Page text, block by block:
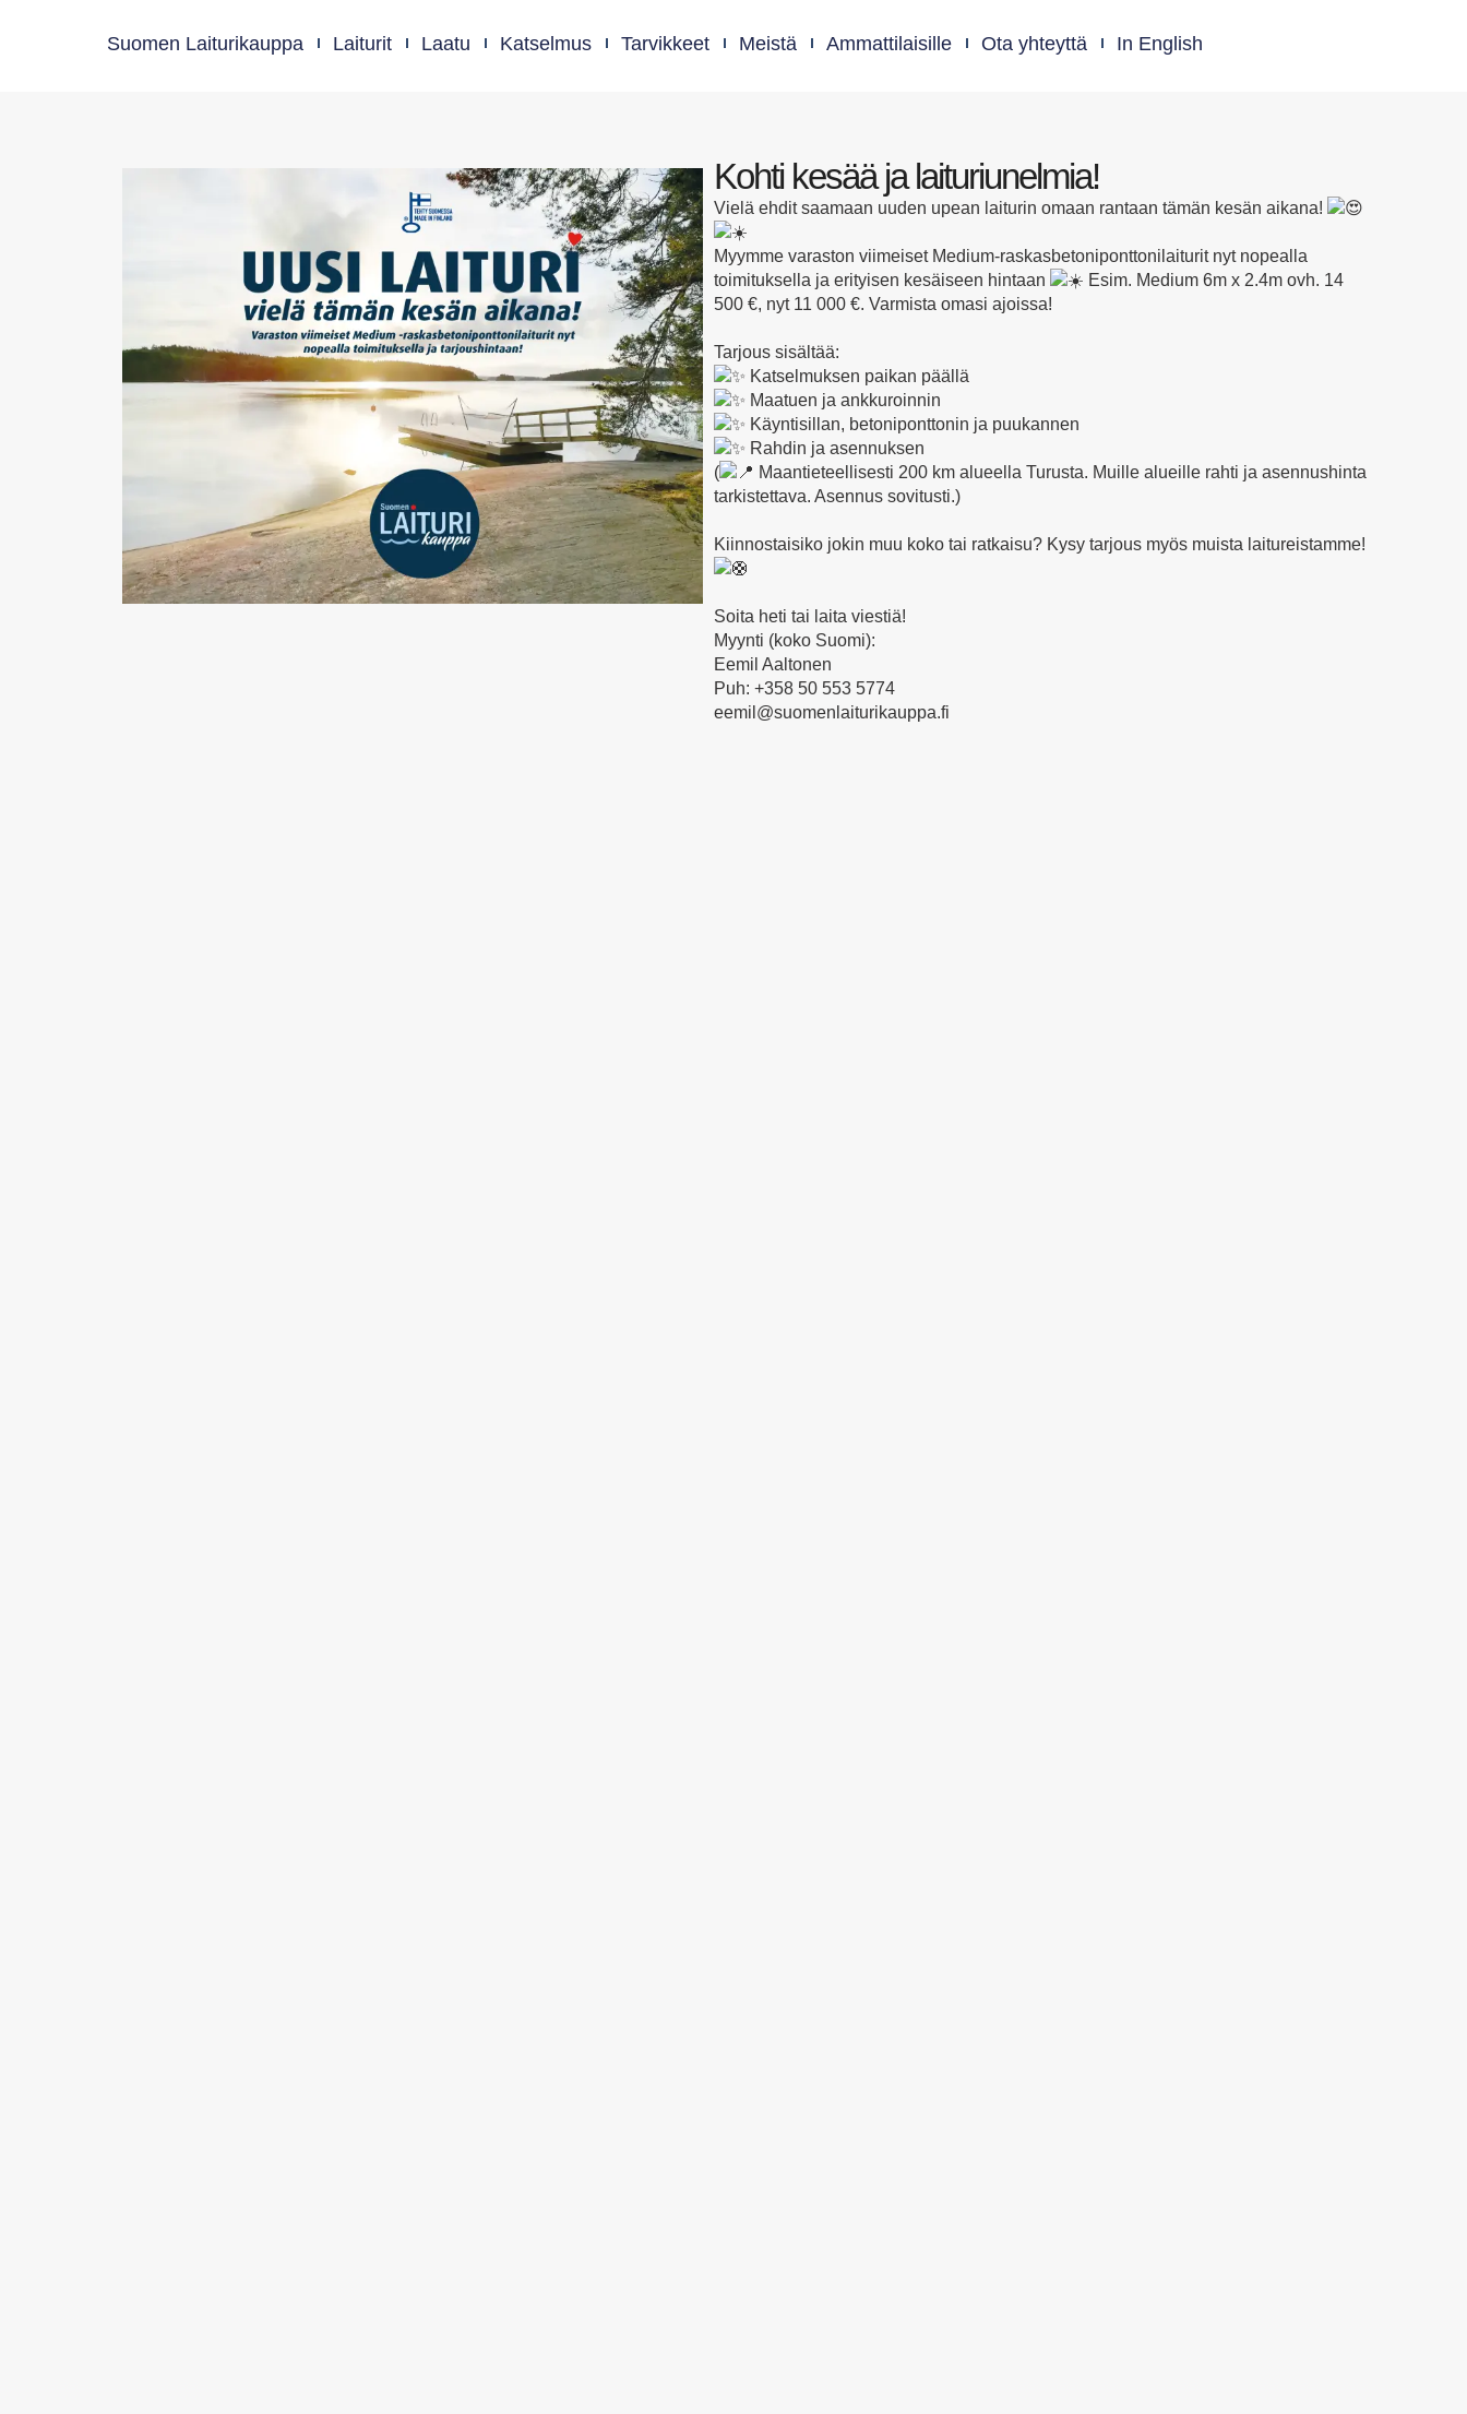
Suomen Laiturikauppa Laiturit Laatu Katselmus Tarvikkeet Meistä Ammattilaisille Ota yhteyttä In English
Kohti kesää ja laituriunelmia!
Vielä ehdit saamaan uuden upean laiturin omaan rantaan tämän kesän aikana!
Myymme varaston viimeiset Medium-raskasbetoniponttonilaiturit nyt nopealla
toimituksella ja erityisen kesäiseen hintaan
Esim. Medium 6m x 2.4m ovh. 14
500 €, nyt 11 000 €. Varmista omasi ajoissa!
Tarjous sisältää:
Katselmuksen paikan päällä
Maatuen ja ankkuroinnin
Käyntisillan, betoniponttonin ja puukannen
Rahdin ja asennuksen
(
Maantieteellisesti 200 km alueella Turusta. Muille alueille rahti ja asennushinta
tarkistettava. Asennus sovitusti.)
Kiinnostaisiko jokin muu koko tai ratkaisu? Kysy tarjous myös muista laitureistamme!
Soita heti tai laita viestiä!
Myynti (koko Suomi):
Eemil Aaltonen
Puh: +358 50 553 5774
eemil@suomenlaiturikauppa.fi